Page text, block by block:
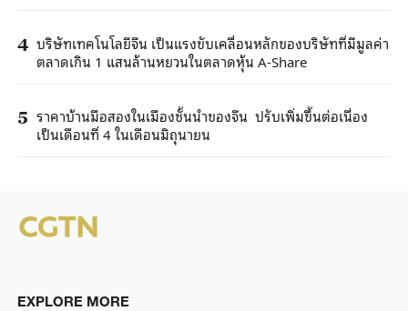
4 บริษัทเทคโนโลยีจีน เป็นแรงขับเคลื่อนหลักของบริษัทที่มีมูลค่า
ตลาดเกิน 1 แสนล้านหยวนในตลาดหุ้น A-Share
5 ราคาบ้านมือสองในเมืองชั้นนำของจีน ปรับเพิ่มขึ้นต่อเนื่อง
เป็นเดือนที่ 4 ในเดือนมิถุนายน
EXPLORE MORE